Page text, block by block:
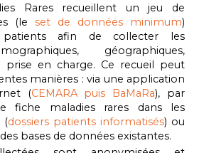
Rares recueillent un jeu de
(le set de données minimum)
afin de collecter les
géographiques,
prise en charge. Ce recueil peut
manières : via une application
(CEMARA puis BaMaRa), par
fiche maladies rares dans les
(dossiers patients informatisés) ou
bases de données existantes.